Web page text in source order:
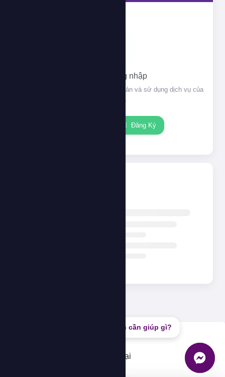
Vui lòng đăng nhập
Đăng nhập để xem thông tin tài khoản và sử dụng dịch vụ của
chúng tôi.
Đăng Ký
Bạn cần giúp gì?
Không thể tải dữ liệu, vui lòng thử lại